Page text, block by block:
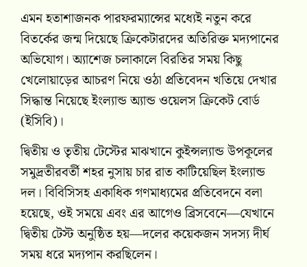
এমন হতাশাজনক পারফরম্যান্সের মধ্যেই নতুন করে
বিতর্কের জন্ম দিয়েছে ক্রিকেটারদের অতিরিক্ত মদ্যপানের
অভিযোগ। অ্যাশেজ চলাকালে বিরতির সময় কিছু
খেলোয়াড়ের আচরণ নিয়ে ওঠা প্রতিবেদন খতিয়ে দেখার
সিদ্ধান্ত নিয়েছে ইংল্যান্ড অ্যান্ড ওয়েলস ক্রিকেট বোর্ড
(ইসিবি)।
দ্বিতীয় ও তৃতীয় টেস্টের মাঝখানে কুইন্সল্যান্ড উপকূলের
সমুদ্রতীরবর্তী শহর নুসায় চার রাত কাটিয়েছিল ইংল্যান্ড
দল। বিবিসিসহ একাধিক গণমাধ্যমের প্রতিবেদনে বলা
হয়েছে, ওই সময়ে এবং এর আগেও ব্রিসবেনে—যেখানে
দ্বিতীয় টেস্ট অনুষ্ঠিত হয়—দলের কয়েকজন সদস্য দীর্ঘ
সময় ধরে মদ্যপান করছিলেন।